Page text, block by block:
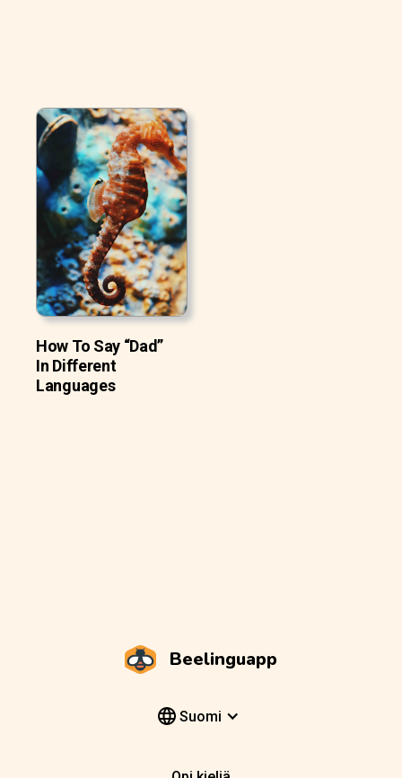
How To Say “Dad”
In Different
Languages
Beelinguapp
Suomi